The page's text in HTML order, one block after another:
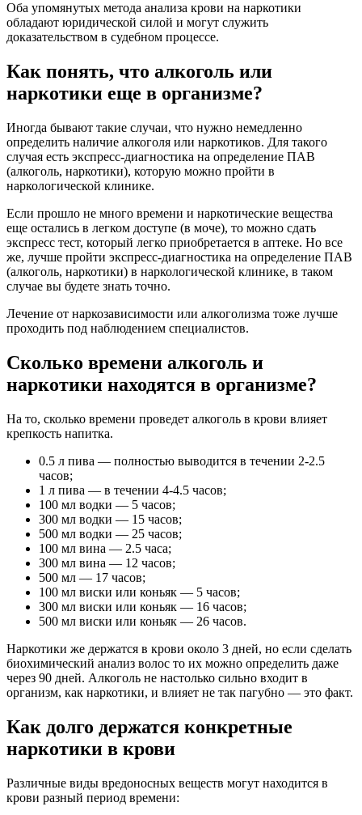
Оба упомянутых метода анализа крови на наркотики
обладают юридической силой и могут служить
доказательством в судебном процессе.
Как понять, что алкоголь или
наркотики еще в организме?
Иногда бывают такие случаи, что нужно немедленно
определить наличие алкоголя или наркотиков. Для такого
случая есть экспресс-диагностика на определение ПАВ
(алкоголь, наркотики), которую можно пройти в
наркологической клинике.
Если прошло не много времени и наркотические вещества
еще остались в легком доступе (в моче), то можно сдать
экспресс тест, который легко приобретается в аптеке. Но все
же, лучше пройти экспресс-диагностика на определение ПАВ
(алкоголь, наркотики) в наркологической клинике, в таком
случае вы будете знать точно.
Лечение от наркозависимости или алкоголизма тоже лучше
проходить под наблюдением специалистов.
Сколько времени алкоголь и
наркотики находятся в организме?
На то, сколько времени проведет алкоголь в крови влияет
крепкость напитка.
0.5 л пива — полностью выводится в течении 2-2.5
часов;
1 л пива — в течении 4-4.5 часов;
100 мл водки — 5 часов;
300 мл водки — 15 часов;
500 мл водки — 25 часов;
100 мл вина — 2.5 часа;
300 мл вина — 12 часов;
500 мл — 17 часов;
100 мл виски или коньяк — 5 часов;
300 мл виски или коньяк — 16 часов;
500 мл виски или коньяк — 26 часов.
Наркотики же держатся в крови около 3 дней, но если сделать
биохимический анализ волос то их можно определить даже
через 90 дней. Алкоголь не настолько сильно входит в
организм, как наркотики, и влияет не так пагубно — это факт.
Как долго держатся конкретные
наркотики в крови
Различные виды вредоносных веществ могут находится в
крови разный период времени: